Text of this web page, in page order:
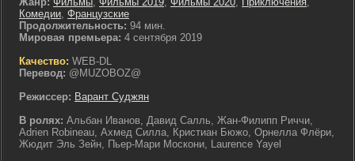
Комедии, Французские
Продолжительность: 94 мин.
Мировая премьера: 4 сентября 2019
Качество: WEB-DL
Перевод: @MUZOBOZ@
Режиссер: Варант Суджян
В ролях: Альбан Иванов, Давид Салль, Жан-Филипп Риччи,
Adrien Robineau, Ахмед Силла, Кристиан Бюжо, Орнелла Флёри,
Жюдит Эль Зейн, Пьер-Мари Москони, Laurence Yayel